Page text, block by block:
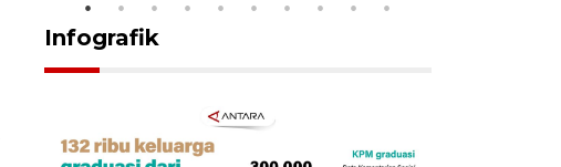
Infografik